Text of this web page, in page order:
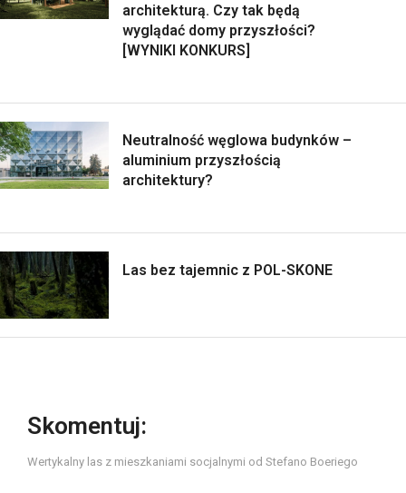
architekturą. Czy tak będą
wyglądać domy przyszłości?
[WYNIKI KONKURS]
Neutralność węglowa budynków –
aluminium przyszłością
architektury?
Las bez tajemnic z POL-SKONE
Skomentuj:
Wertykalny las z mieszkaniami socjalnymi od Stefano Boeriego